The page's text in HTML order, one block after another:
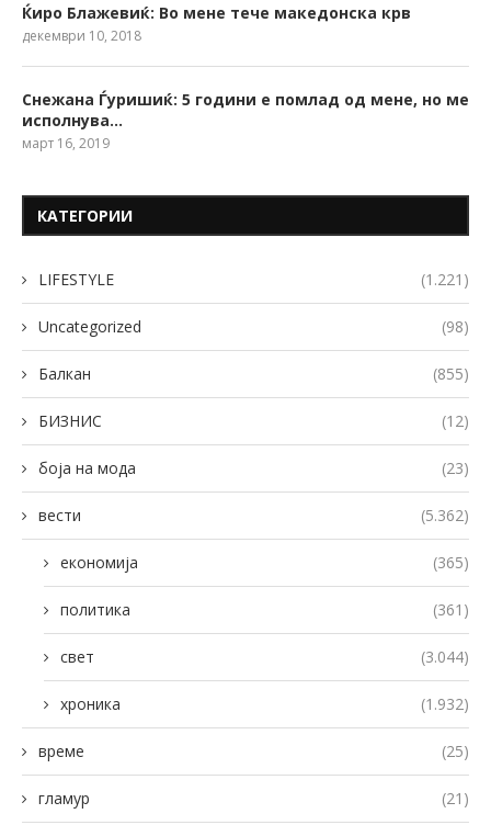
Ќиро Блажевиќ: Во мене тече македонска крв
декември 10, 2018
Снежана Ѓуришиќ: 5 години е помлад од мене, но ме
исполнува…
март 16, 2019
КАТЕГОРИИ
LIFESTYLE (1.221)
Uncategorized (98)
Балкан (855)
БИЗНИС (12)
боја на мода (23)
вести (5.362)
економија (365)
политика (361)
свет (3.044)
хроника (1.932)
време (25)
гламур (21)